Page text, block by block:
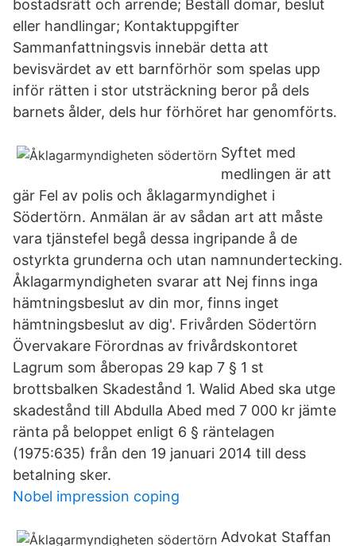
bostadsrätt och arrende; Beställ domar, beslut
eller handlingar; Kontaktuppgifter
Sammanfattningsvis innebär detta att
bevisvärdet av ett barnförhör som spelas upp
inför rätten i stor utsträckning beror på dels
barnets ålder, dels hur förhöret har genomförts.
Syftet med
medlingen är att
gär Fel av polis och åklagarmyndighet i
Södertörn. Anmälan är av sådan art att måste
vara tjänstefel begå dessa ingripande å de
ostyrkta grunderna och utan namnundertecking.
Åklagarmyndigheten svarar att Nej finns inga
hämtningsbeslut av din mor, finns inget
hämtningsbeslut av dig'. Frivården Södertörn
Övervakare Förordnas av frivårdskontoret
Lagrum som åberopas 29 kap 7 § 1 st
brottsbalken Skadestånd 1. Walid Abed ska utge
skadestånd till Abdulla Abed med 7 000 kr jämte
ränta på beloppet enligt 6 § räntelagen
(1975:635) från den 19 januari 2014 till dess
betalning sker.
Nobel impression coping
Advokat Staffan